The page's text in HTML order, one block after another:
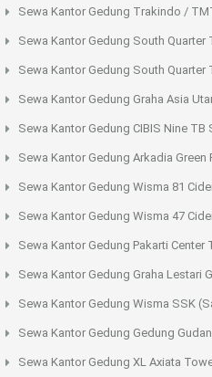
Sewa Kantor Gedung Trakindo /
Sewa Kantor Gedung South Quarter
Sewa Kantor Gedung South Quarter
Sewa Kantor Gedung Graha Asia
Sewa Kantor Gedung CIBIS Nine TB
Sewa Kantor Gedung Arkadia Green
Sewa Kantor Gedung Wisma 81
Sewa Kantor Gedung Wisma 47
Sewa Kantor Gedung Pakarti Center
Sewa Kantor Gedung Graha Lestari
Sewa Kantor Gedung Wisma SSK
Sewa Kantor Gedung Gedung
Sewa Kantor Gedung XL Axiata